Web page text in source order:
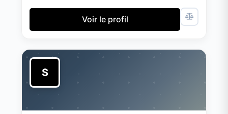
Voir le profil
S